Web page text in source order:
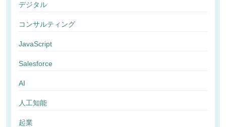
デジタル
コンサルティング
JavaScript
Salesforce
AI
人工知能
起業